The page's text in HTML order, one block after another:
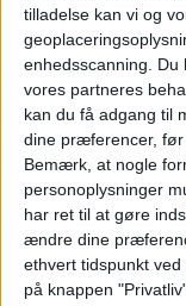
tilladelse kan vi og
enhedsscanning. Du
vores partneres
kan du få adgang til
dine præferencer,
Bemærk, at nogle
personoplysninger
har ret til at gøre
ændre dine
ethvert tidspunkt
på knappen
ANNONCE